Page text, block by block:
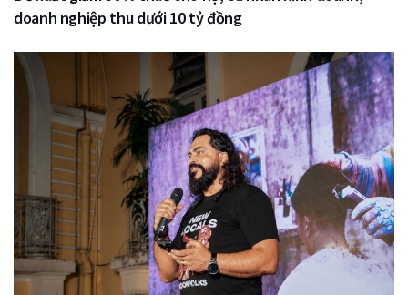
doanh nghiệp thu dưới 10 tỷ đồng